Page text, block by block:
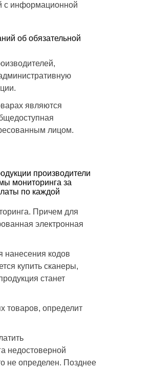
с информационной
об обязательной
являются
лицом.
производители
мониторинга за
по каждой
Причем для
электронная
нанесения кодов
купить сканеры,
станет
товаров, определит
недостоверной
не определен. Позднее